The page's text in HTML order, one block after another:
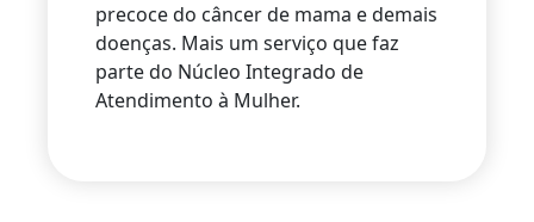
precoce do câncer de mama e demais
doenças. Mais um serviço que faz
parte do Núcleo Integrado de
Atendimento à Mulher.